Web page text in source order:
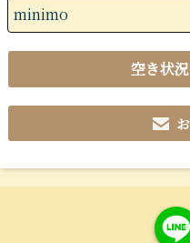
minimo
空き状